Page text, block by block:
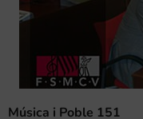
Música i Poble 151